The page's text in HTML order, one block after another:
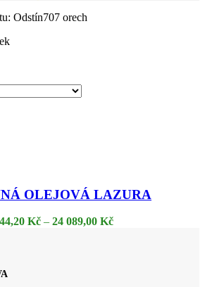
Odstín707 orech
OLEJOVÁ LAZURA
Kč
44,20 Kč – 24 089,00 KčRozpětí